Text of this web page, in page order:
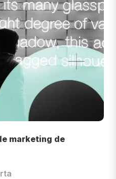
marketing de